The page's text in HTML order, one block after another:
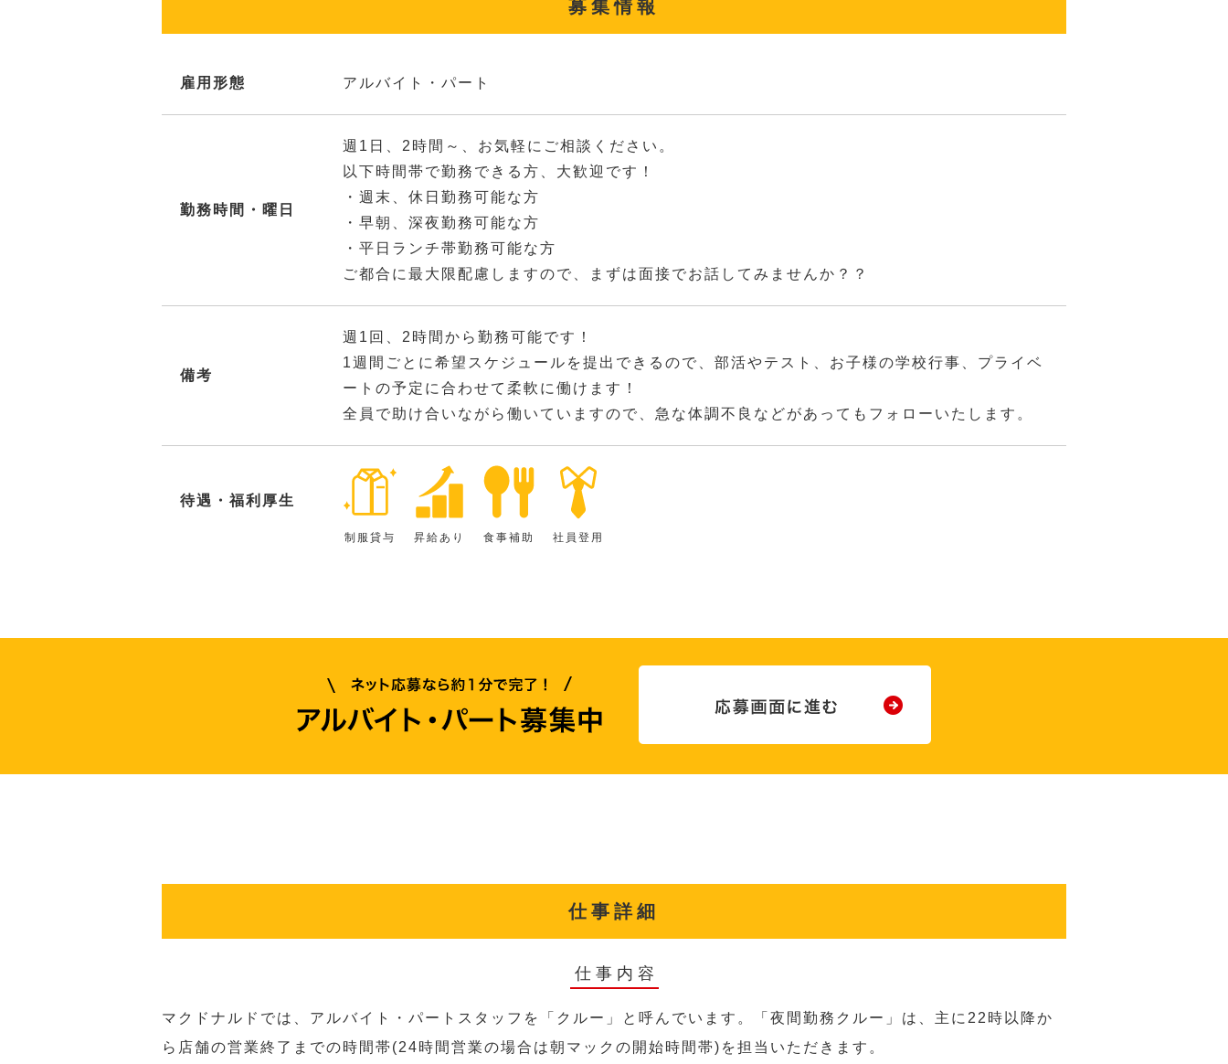
募集情報
雇用形態 アルバイト・パート
勤務時間・曜日
週1日、2時間～、お気軽にご相談ください。
以下時間帯で勤務できる方、大歓迎です！
・週末、休日勤務可能な方
・早朝、深夜勤務可能な方
・平日ランチ帯勤務可能な方
ご都合に最大限配慮しますので、まずは面接でお話してみませんか？？
備考
週1回、2時間から勤務可能です！
1週間ごとに希望スケジュールを提出できるので、部活やテスト、お子様の学校行事、プライベ
ートの予定に合わせて柔軟に働けます！
全員で助け合いながら働いていますので、急な体調不良などがあってもフォローいたします。
待遇・福利厚生
制服貸与 昇給あり 食事補助 社員登用
仕事詳細
仕事内容
マクドナルドでは、アルバイト・パートスタッフを「クルー」と呼んでいます。「夜間勤務クルー」は、主に22時以降か
ら店舗の営業終了までの時間帯(24時間営業の場合は朝マックの開始時間帯)を担当いただきます。